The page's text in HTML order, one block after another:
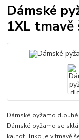
Dámské
1XL tmavě
Dámské pyžamo
Dámské pyžamo se
kalhot. Triko je v tmavě